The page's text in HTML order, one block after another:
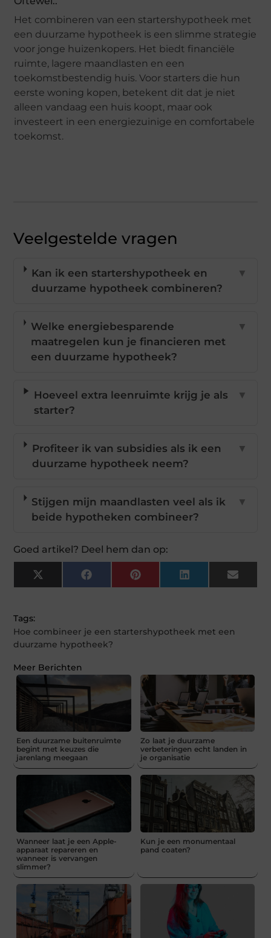
Het combineren van een startershypotheek met
een duurzame hypotheek is een slimme strategie
voor jonge huizenkopers. Het biedt financiële
ruimte, lagere maandlasten en een
toekomstbestendig huis. Voor starters die hun
eerste woning kopen, betekent dit dat je niet
alleen vandaag een huis koopt, maar ook
investeert in een energiezuinige en comfortabele
toekomst.
Veelgestelde vragen
Kan ik een startershypotheek en
duurzame hypotheek combineren?
▼
Welke energiebesparende
maatregelen kun je financieren met
een duurzame hypotheek?
▼
Hoeveel extra leenruimte krijg je als
starter?
▼
Profiteer ik van subsidies als ik een
duurzame hypotheek neem?
▼
Stijgen mijn maandlasten veel als ik
beide hypotheken combineer?
▼
Goed artikel? Deel hem dan op:
X
(Twitter)
FacebookPinterestLinkedInEmail
Tags:
Hoe combineer je een startershypotheek met een
duurzame hypotheek?
Meer Berichten
Een duurzame buitenruimte
begint met keuzes die
jarenlang meegaan
Zo laat je duurzame
verbeteringen echt landen in
je organisatie
Wanneer laat je een Apple-
apparaat repareren en
wanneer is vervangen
slimmer?
Kun je een monumentaal
pand coaten?